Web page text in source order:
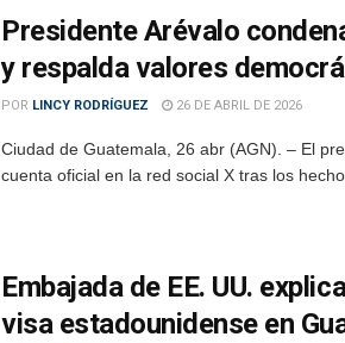
Presidente Arévalo
y respalda valores
POR LINCY RODRÍGUEZ 26 DE ABRIL DE 2026
Ciudad de Guatemala, 26 abr (AGN). – El
cuenta oficial en la red social X tras los
Embajada de EE. UU.
visa estadounidense en